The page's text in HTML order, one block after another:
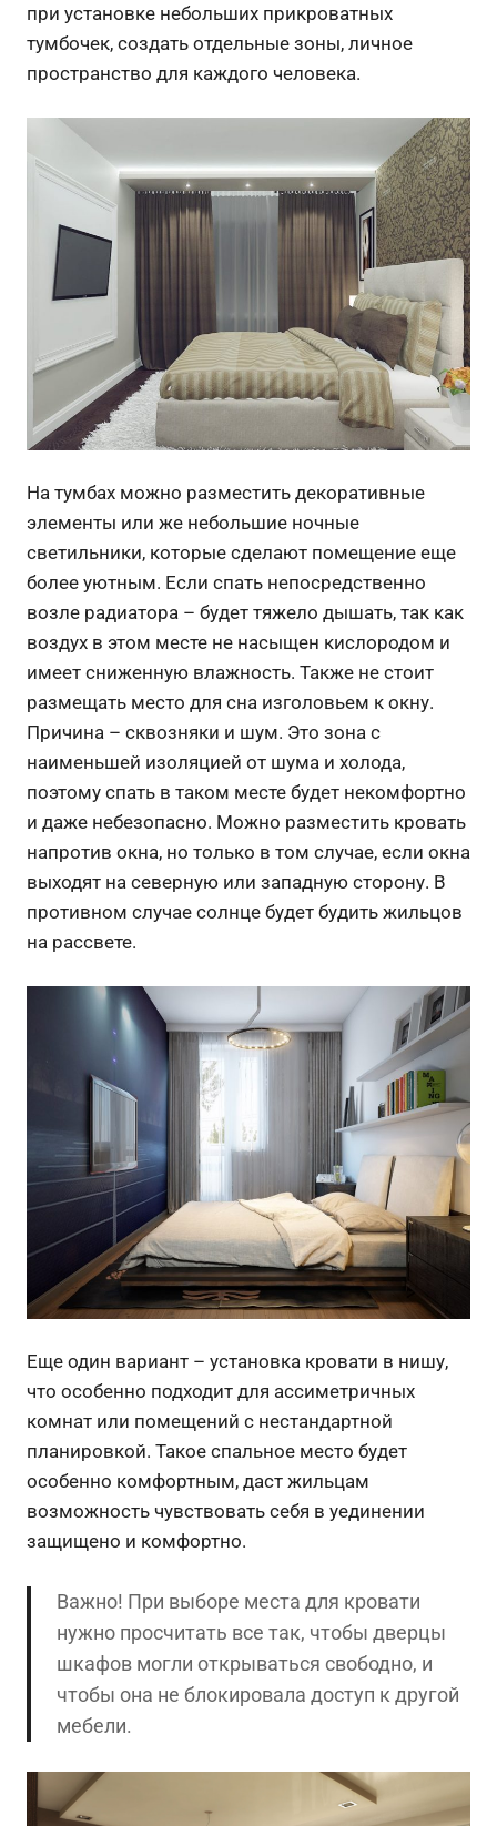
при установке небольших прикроватных
тумбочек, создать отдельные зоны, личное
пространство для каждого человека.
На тумбах можно разместить декоративные
элементы или же небольшие ночные
светильники, которые сделают помещение еще
более уютным. Если спать непосредственно
возле радиатора – будет тяжело дышать, так как
воздух в этом месте не насыщен кислородом и
имеет сниженную влажность. Также не стоит
размещать место для сна изголовьем к окну.
Причина – сквозняки и шум. Это зона с
наименьшей изоляцией от шума и холода,
поэтому спать в таком месте будет некомфортно
и даже небезопасно. Можно разместить кровать
напротив окна, но только в том случае, если окна
выходят на северную или западную сторону. В
противном случае солнце будет будить жильцов
на рассвете.
Еще один вариант – установка кровати в нишу,
что особенно подходит для ассиметричных
комнат или помещений с нестандартной
планировкой. Такое спальное место будет
особенно комфортным, даст жильцам
возможность чувствовать себя в уединении
защищено и комфортно.
Важно! При выборе места для кровати
нужно просчитать все так, чтобы дверцы
шкафов могли открываться свободно, и
чтобы она не блокировала доступ к другой
мебели.